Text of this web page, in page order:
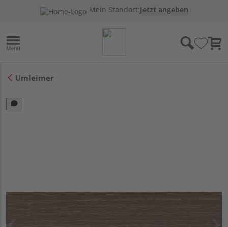
Mein Standort:Jetzt angeben
Umleimer